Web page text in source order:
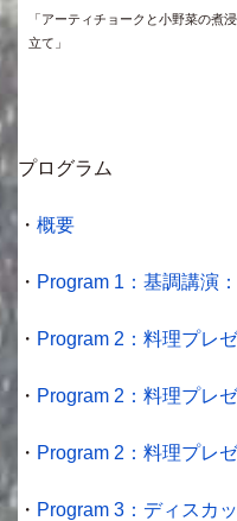
「アーティチョークと小野菜の煮
立て」
プログラム
・ 概要
・ Program 1：基調講演
・ Program 2：料理プレ
・ Program 2：料理プレ
・ Program 2：料理プレ
・ Program 3：ディスカ